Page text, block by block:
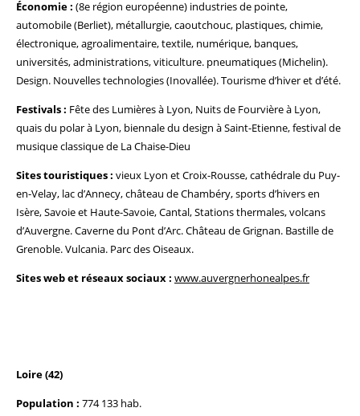
Économie : (8e région européenne) industries de pointe,
automobile (Berliet), métallurgie, caoutchouc, plastiques, chimie,
électronique, agroalimentaire, textile, numérique, banques,
universités, administrations, viticulture. pneumatiques (Michelin).
Design. Nouvelles technologies (Inovallée). Tourisme d’hiver et d’été.
Festivals : Fête des Lumières à Lyon, Nuits de Fourvière à Lyon,
quais du polar à Lyon, biennale du design à Saint-Etienne, festival de
musique classique de La Chaise-Dieu
Sites touristiques : vieux Lyon et Croix-Rousse, cathédrale du Puy-
en-Velay, lac d’Annecy, château de Chambéry, sports d’hivers en
Isère, Savoie et Haute-Savoie, Cantal, Stations thermales, volcans
d’Auvergne. Caverne du Pont d’Arc. Château de Grignan. Bastille de
Grenoble. Vulcania. Parc des Oiseaux.
Sites web et réseaux sociaux : www.auvergnerhonealpes.fr
Loire (42)
Population : 774 133 hab.